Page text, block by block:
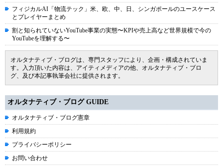
フィジカルAI「物流テック」米、欧、中、日、シンガポールのユースケース
とプレイヤーまとめ
割と知られていないYouTube事業の実態〜KPIや売上高など世界規模で今の
YouTubeを理解する〜
オルタナティブ・ブログは、専門スタッフにより、企画・構成されていま
す。入力頂いた内容は、アイティメディアの他、オルタナティブ・ブロ
グ、及び本記事執筆会社に提供されます。
オルタナティブ・ブログ GUIDE
オルタナティブ・ブログ憲章
利用規約
プライバシーポリシー
お問い合わせ